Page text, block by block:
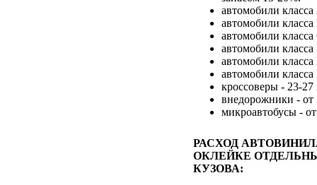
автомобили
автомобили
автомобили
автомобили
автомобили
автомобили
кроссоверы - 23-27
внедорожники - от
микроавтобусы -
РАСХОД
ОКЛЕЙКЕ
КУЗОВА: